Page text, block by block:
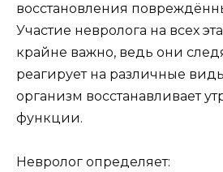
восстановления
Участие невролога на всех
крайне важно, ведь они
реагирует на различные
организм восстанавливает
функции.
Невролог определяет: